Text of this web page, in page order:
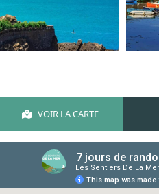
VOIR LA CARTE